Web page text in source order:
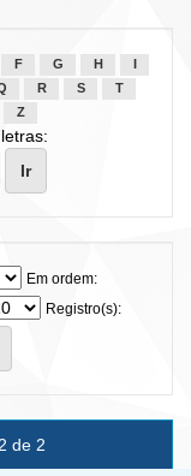
F G H
R S
T
Z
Em ordem:
Registro(s):
de 2